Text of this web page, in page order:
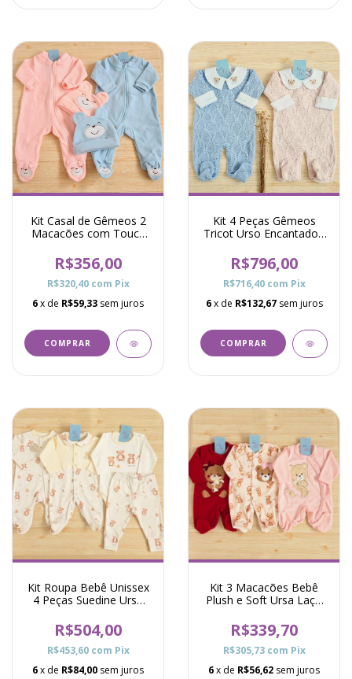
Kit Casal de Gêmeos 2
Macacões com Touca
e Azul
R$356,00
R$320,40 com Pix
6x de R$59,33 sem juros
COMPRAR
Kit 4 Peças Gêmeos
Tricot Urso Encantado -
R$796,00
R$716,40 com Pix
6 x de R$132,67 sem juros
COMPRAR
Kit Roupa Bebê Unissex
4 Peças Suedine Urso
R$504,00
R$453,60 com Pix
6x de R$84,00 sem juros
Kit 3 Macacões Bebê
Plush e Soft Ursa Laço
R$339,70
R$305,73 com Pix
6x de R$56,62 sem juros